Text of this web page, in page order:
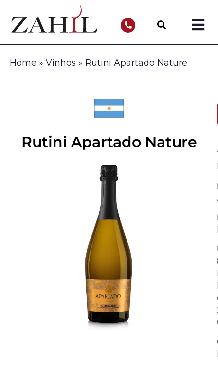
Home » Vinhos » Rutini Apartado Nature
Rutini Apartado Nature